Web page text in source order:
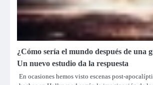
¿Cómo sería el mundo después de una
Un nuevo estudio da la respuesta
En ocasiones hemos visto escenas post-